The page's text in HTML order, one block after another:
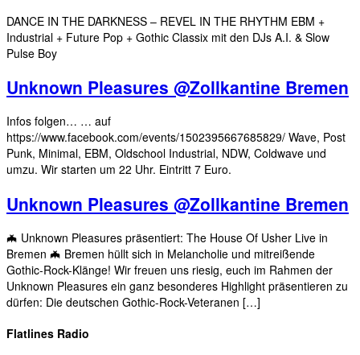
DANCE IN THE DARKNESS – REVEL IN THE RHYTHM EBM +
Industrial + Future Pop + Gothic Classix mit den DJs A.I. & Slow
Pulse Boy
Unknown Pleasures @Zollkantine Bremen
Infos folgen… … auf
https://www.facebook.com/events/1502395667685829/ Wave, Post
Punk, Minimal, EBM, Oldschool Industrial, NDW, Coldwave und
umzu. Wir starten um 22 Uhr. Eintritt 7 Euro.
Unknown Pleasures @Zollkantine Bremen
🦇 Unknown Pleasures präsentiert: The House Of Usher Live in
Bremen 🦇 Bremen hüllt sich in Melancholie und mitreißende
Gothic-Rock-Klänge! Wir freuen uns riesig, euch im Rahmen der
Unknown Pleasures ein ganz besonderes Highlight präsentieren zu
dürfen: Die deutschen Gothic-Rock-Veteranen […]
Flatlines Radio